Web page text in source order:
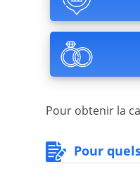
Pour obtenir la
Pour